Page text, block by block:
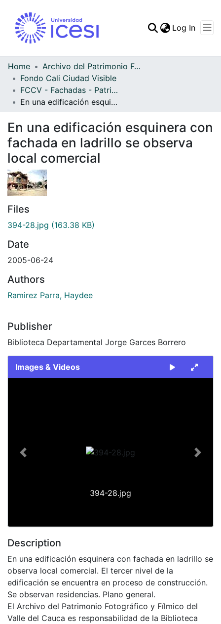
Log In
Home
Archivo del Patrimonio Fotográfico y Fílmico del Valle del Cauca
Fondo Cali Ciudad Visible
FCCV - Fachadas - Patrimonial
En una edificación esquinera con fachada en ladrillo se observa local comercial
En una edificación esquinera con
fachada en ladrillo se observa
local comercial
Files
394-28.jpg (163.38 KB)
Date
2005-06-24
Authors
Ramirez Parra, Haydee
Publisher
Biblioteca Departamental Jorge Garces Borrero
Images & Videos
394-28.jpg
Previous Next
Description
En una edificación esquinera con fachada en ladrillo se
observa local comercial. El tercer nivel de la
edificación se encuentra en proceso de construcción.
Se observan residencias. Plano general.
El Archivo del Patrimonio Fotográfico y Fílmico del
Valle del Cauca es responsabilidad de la Biblioteca